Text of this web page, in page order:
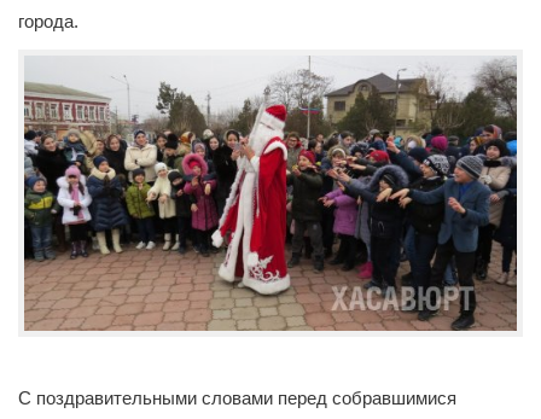
города.
С поздравительными словами перед собравшимися